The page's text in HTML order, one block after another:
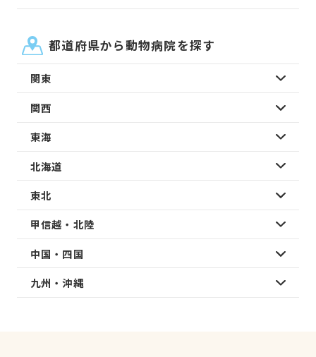
都道府県から動物病院を探す
関東
関西
東海
北海道
東北
甲信越・北陸
中国・四国
九州・沖縄